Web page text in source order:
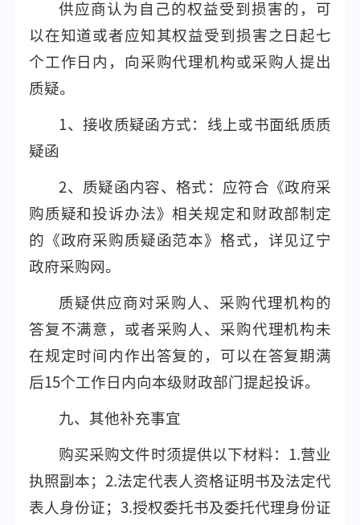
供应商认为自己的权益受到损害的，可
以在知道或者应知其权益受到损害之日起七
个工作日内，向采购代理机构或采购人提出
质疑。
1、接收质疑函方式：线上或书面纸质质
疑函
2、质疑函内容、格式：应符合《政府采
购质疑和投诉办法》相关规定和财政部制定
的《政府采购质疑函范本》格式，详见辽宁
政府采购网。
质疑供应商对采购人、采购代理机构的
答复不满意，或者采购人、采购代理机构未
在规定时间内作出答复的，可以在答复期满
后15个工作日内向本级财政部门提起投诉。
九、其他补充事宜
购买采购文件时须提供以下材料：1.营业
执照副本；2.法定代表人资格证明书及法定代
表人身份证；3.授权委托书及委托代理身份证